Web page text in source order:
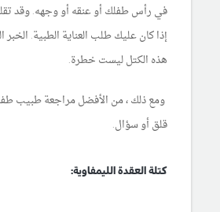
في رأس طفلك أو عنقه أو وجهه. وقد
إذا كان عليك طلب العناية الطبية.
هذه الكتل ليست خطرة.
ومع ذلك ، من الأفضل مراجعة طبيب
قلق أو سؤال.
كتلة العقدة الليمفاوية: